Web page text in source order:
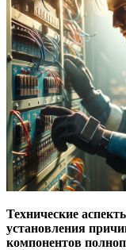
Технические
установления
компонентов